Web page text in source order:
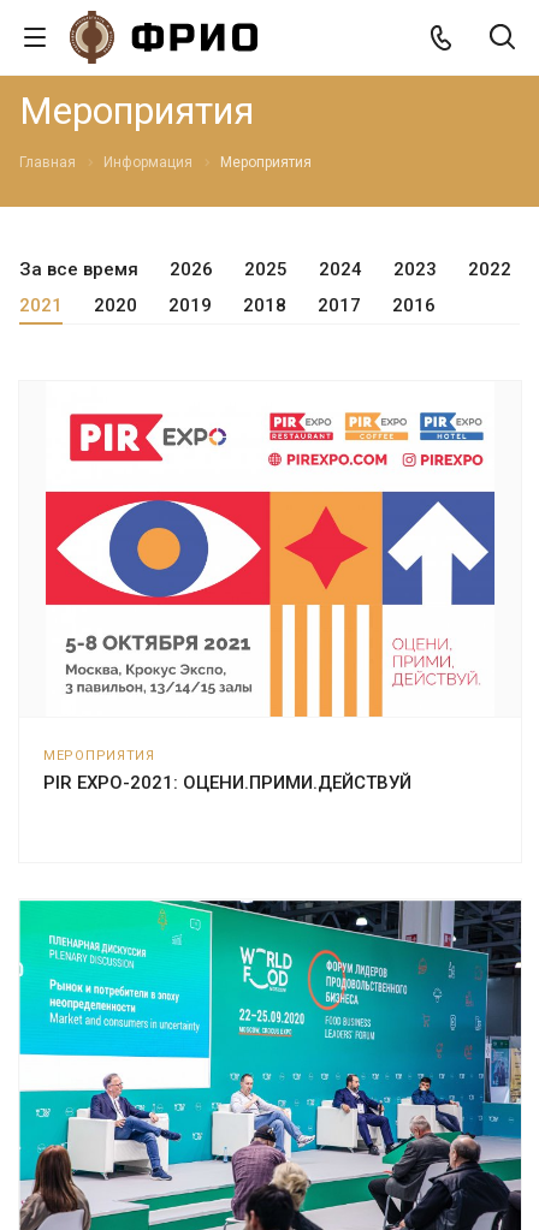
Мероприятия
Главная Информация Мероприятия
За все время 2026 2025 2024 2023
2022
2021
2020 2019 2018 2017 2016
МЕРОПРИЯТИЯ
PIR EXPO-2021: ОЦЕНИ.ПРИМИ.ДЕЙСТВУЙ